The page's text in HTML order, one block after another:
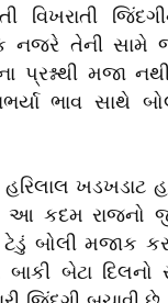
વિખરાતી
નજરે તેની સામે
પ્રશ્નથી મજા
ભાવ સાથે
હરિલાલ ખડખડાટ
આ કદમ રાજનો
બોલી મજાક
બાકી બેટા